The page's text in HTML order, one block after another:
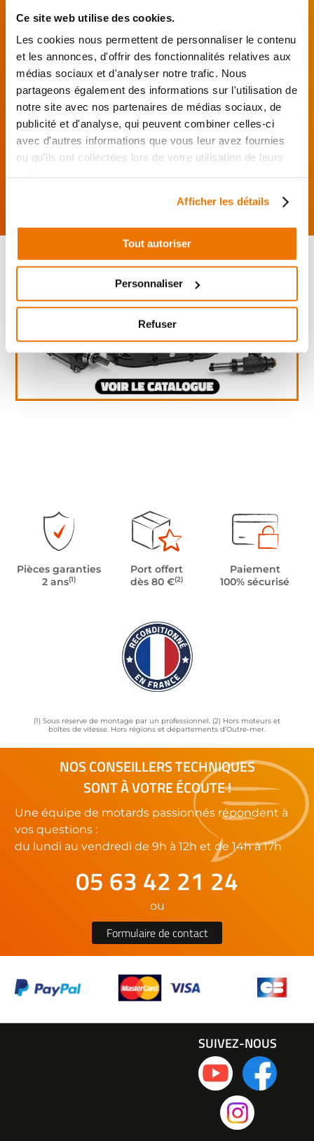
Ce site web utilise des cookies.
Les cookies nous permettent de personnaliser le contenu
et les annonces, d'offrir des fonctionnalités relatives aux
médias sociaux et d'analyser notre trafic. Nous
partageons également des informations sur l'utilisation de
notre site avec nos partenaires de médias sociaux, de
publicité et d'analyse, qui peuvent combiner celles-ci
avec d'autres informations que vous leur avez fournies
ou qu'ils ont collectées lors de votre utilisation de leurs
Afficher les détails
Tout autoriser
Personnaliser
Refuser
Je choisis mon réparateur et me
présente au garage.
J’effectue ma
commande
directement auprès
du réparateur.
Mes pièces sont livrées et
montées chez le partenaire.
Rechercher par...
Pièces garanties
2 ans(1)
Port offert
dès 80 €(2)
Paiement
100% sécurisé
(1) Sous réserve de montage par un professionnel. (2) Hors moteurs et
boîtes de vitesse. Hors régions et départements d’Outre-mer.
NOS CONSEILLERS TECHNIQUES
SONT À VOTRE ÉCOUTE !
Une équipe de motards passionnés répondent à
vos questions :
du lundi au vendredi de 9h à 12h et de 14h à 17h
05 63 42 21 24
ou
Formulaire de contact
SUIVEZ-NOUS